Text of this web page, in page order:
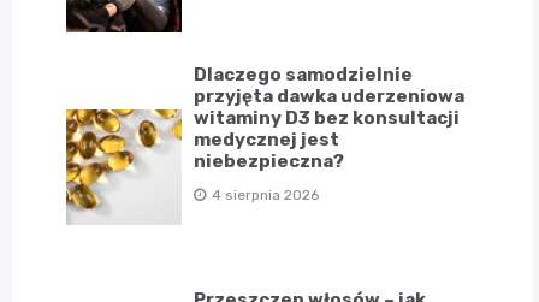
Dlaczego samodzielnie
przyjęta dawka uderzeniowa
witaminy D3 bez konsultacji
medycznej jest
niebezpieczna?
4 sierpnia 2026